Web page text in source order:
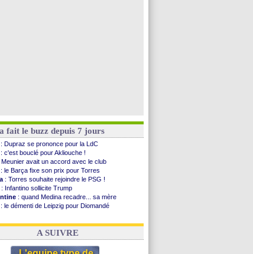
fait le buzz depuis 7 jours
: Dupraz se prononce pour la LdC
: c'est bouclé pour Akliouche !
Meunier avait un accord avec le club
: le Barça fixe son prix pour Torres
: Torres souhaite rejoindre le PSG !
: Infantino sollicite Trump
: quand Medina recadre... sa mère
: le démenti de Leipzig pour Diomandé
: le conseiller d'Infantino démissionne !
A SUIVRE